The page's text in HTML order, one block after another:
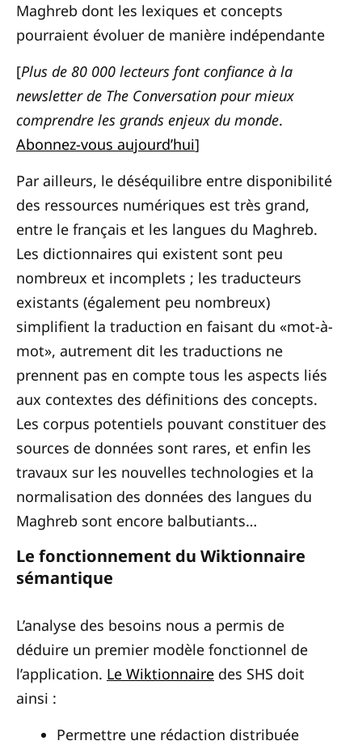
Maghreb dont les lexiques et concepts
pourraient évoluer de manière indépendante
[Plus de 80 000 lecteurs font confiance à la
newsletter de The Conversation pour mieux
comprendre les grands enjeux du monde.
Abonnez-vous aujourd’hui]
Par ailleurs, le déséquilibre entre disponibilité
des ressources numériques est très grand,
entre le français et les langues du Maghreb.
Les dictionnaires qui existent sont peu
nombreux et incomplets ; les traducteurs
existants (également peu nombreux)
simplifient la traduction en faisant du «mot-à-
mot», autrement dit les traductions ne
prennent pas en compte tous les aspects liés
aux contextes des définitions des concepts.
Les corpus potentiels pouvant constituer des
sources de données sont rares, et enfin les
travaux sur les nouvelles technologies et la
normalisation des données des langues du
Maghreb sont encore balbutiants…
Le fonctionnement du Wiktionnaire
sémantique
L’analyse des besoins nous a permis de
déduire un premier modèle fonctionnel de
l’application. Le Wiktionnaire des SHS doit
ainsi :
Permettre une rédaction distribuée